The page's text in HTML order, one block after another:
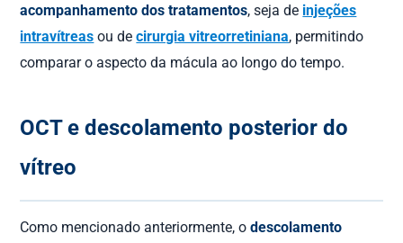
acompanhamento dos tratamentos, seja de injeções
intravítreas ou decirurgia vitreorretiniana, permitindo
comparar o aspecto da mácula ao longo do tempo.
OCT e descolamento posterior do
vítreo
Como mencionado anteriormente, odescolamento